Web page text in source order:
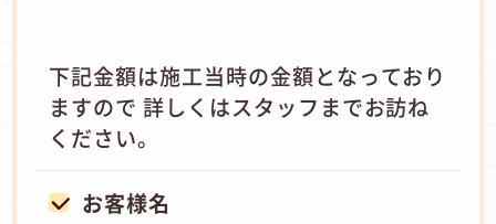
下記金額は施工当時の金額となっており
ますので 詳しくはスタッフまでお訪ね
ください。
お客様名